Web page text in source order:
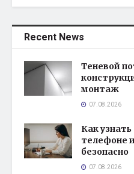
Recent News
Теневой
монтаж
07.08.2026
Как
телефоне
безопасно
07.08.2026